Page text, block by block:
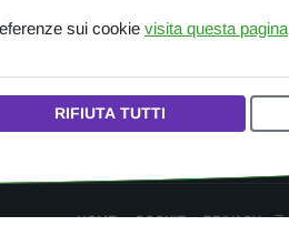
HOME COOKIE PRIVACY
sui cookie visita questa pagina
RIFIUTA TUTTI